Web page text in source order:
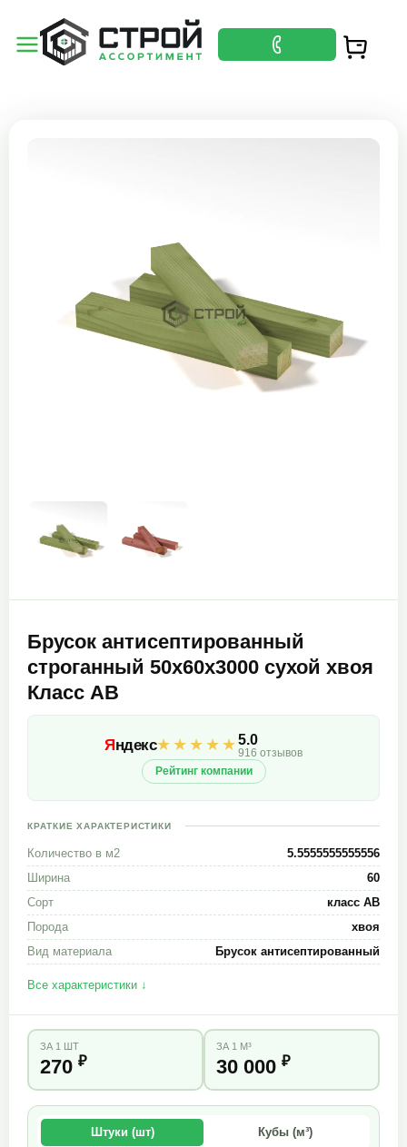
Брусок антисептированный
строганный 50х60х3000 сухой хвоя
Класс АВ
Яндекс★★★★★5.0
916 отзывов
Рейтинг компании
КРАТКИЕ ХАРАКТЕРИСТИКИ
Количество в м2
5.5555555555556
Ширина
60
Сорт
класс АВ
Порода
хвоя
Вид материала
Брусок антисептированный
Все характеристики ↓
ЗА 1 ШТ
270 ₽
ЗА 1 М³
30 000 ₽
Штуки (шт) Кубы (м³)